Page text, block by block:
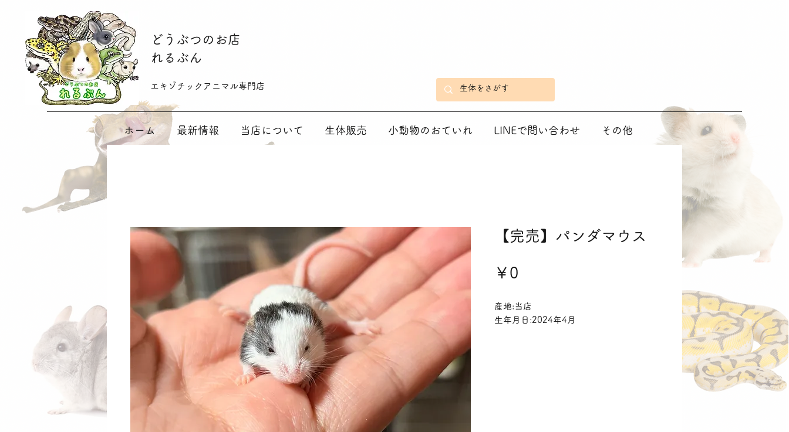
​どうぶつのお店
れるぶん
​​エキゾチックアニマル専門店
ホーム 最新情報 当店について 生体販売 小動物のおていれ LINEで問い合わせ その他
【完売】パンダマウス
￥0
格
産地:当店
生年月日:2024年4月